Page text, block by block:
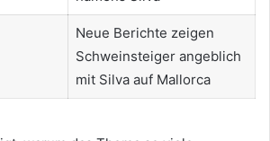
Neue Berichte zeigen
Schweinsteiger angeblich
mit Silva auf Mallorca